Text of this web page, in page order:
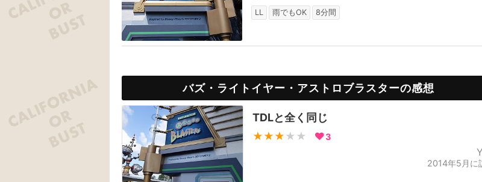
LL 雨でもOK 8分間
バズ・ライトイヤー・アストロブラスターの感想
TDLと全く同じ
★★★ ★★ 3
2014年5月に